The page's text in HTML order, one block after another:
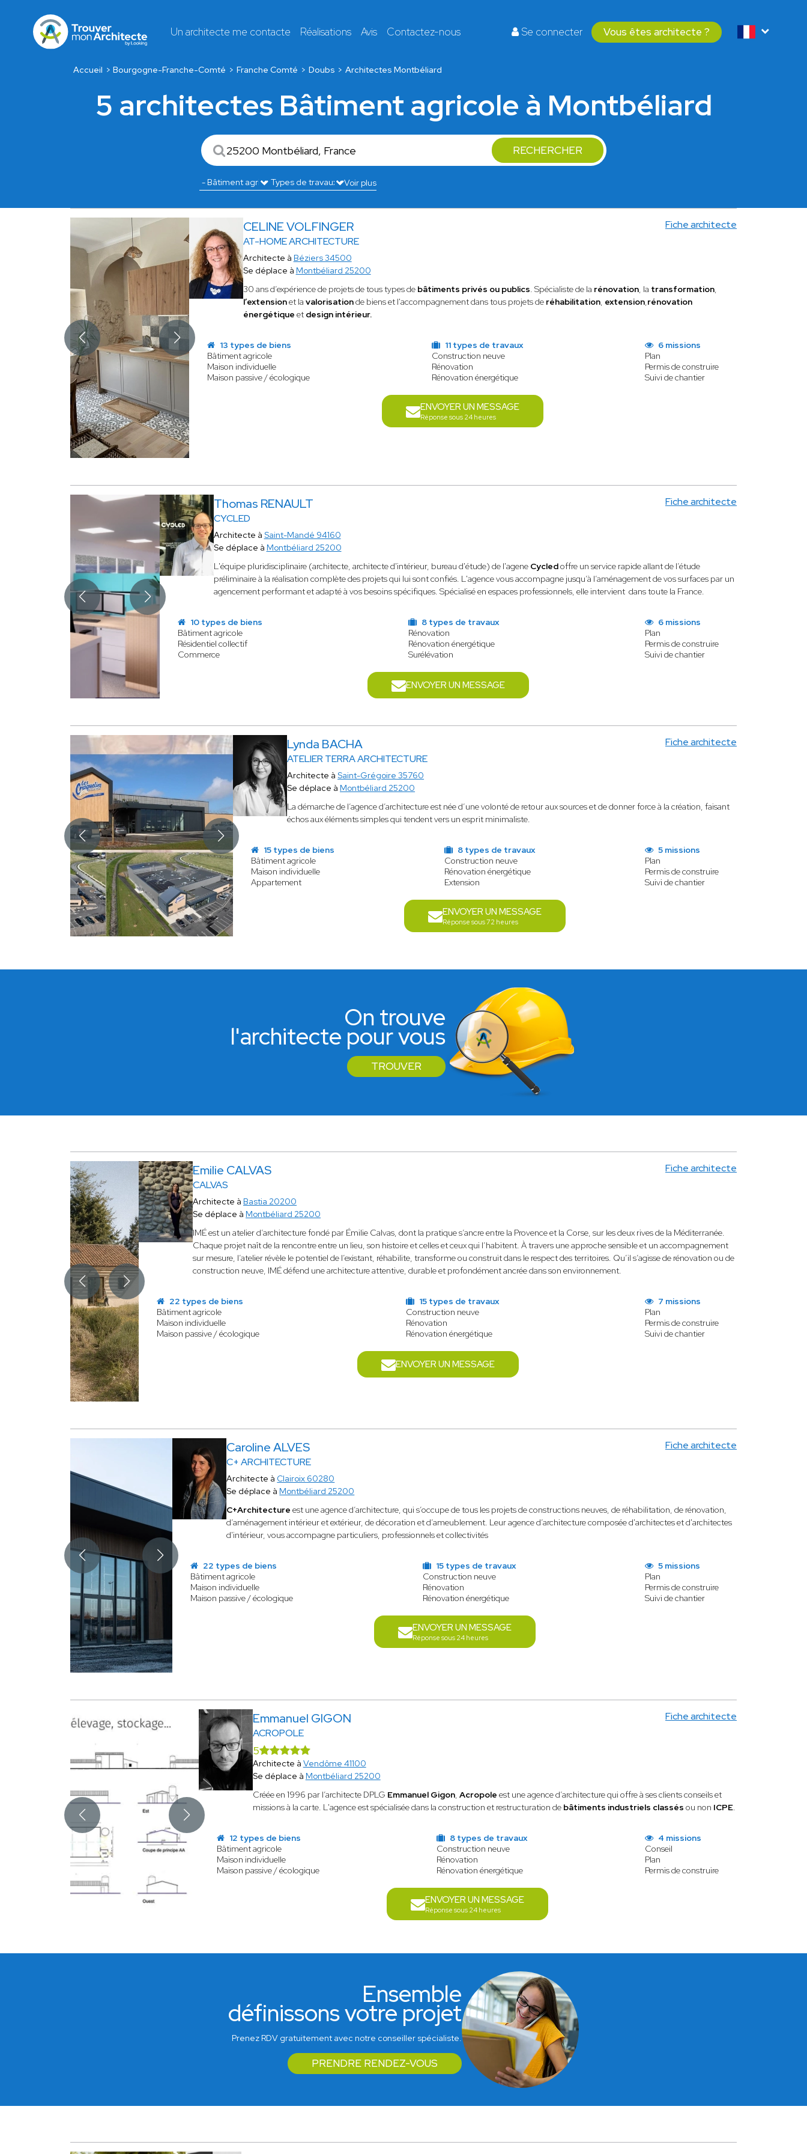
Un architecte me contacte Réalisations Avis Contactez-nous Se connecter Vous êtes architecte ?
Accueil Bourgogne-Franche-Comté Franche Comté Doubs Architectes Montbéliard
5 architectes Bâtiment agricole à Montbéliard
RECHERCHER
Voir plus
CELINE VOLFINGER
AT-HOME ARCHITECTURE
Fiche architecte
Architecte à Béziers 34500
Se déplace à Montbéliard 25200
30 ans d’expérience de projets de tous types de bâtiments privés ou publics. Spécialiste de la rénovation, la transformation,
l’extensionet la valorisationde biens et l'accompagnement dans tous projets de réhabilitation, extension,rénovation
énergétique et design intérieur.
13 types de biens
Bâtiment agricole
Maison individuelle
Maison passive / écologique
11 types de travaux
Construction neuve
Rénovation
Rénovation énergétique
6 missions
Plan
Permis de construire
Suivi de chantier
ENVOYER UN MESSAGE
Réponse sous 24 heures
Thomas RENAULT
CYCLED
Fiche architecte
Architecte à Saint-Mandé 94160
Se déplace à Montbéliard 25200
​L'équipe pluridisciplinaire (architecte, architecte d'intérieur, bureau d'étude) de l'agene Cycledoffre un service rapide allant de l’étude
préliminaire à la réalisation complète des projets qui lui sont confiés. L'agence vous accompagne jusqu’à l’aménagement de vos surfaces par un
agencement performant et adapté à vos besoins spécifiques. Spécialisé en espaces professionnels, elle intervient dans toute la France.
10 types de biens
Bâtiment agricole
Résidentiel collectif
Commerce
8 types de travaux
Rénovation
Rénovation énergétique
Surélévation
6 missions
Plan
Permis de construire
Suivi de chantier
ENVOYER UN MESSAGE
Lynda BACHA
ATELIER TERRA ARCHITECTURE
Fiche architecte
Architecte àSaint-Grégoire 35760
Se déplace à Montbéliard 25200
La démarche de l’agence d’architecture est née d’une volonté de retour aux sources et de donner force à la création, faisant
échos aux éléments simples qui tendent vers un esprit minimaliste.
15 types de biens
Bâtiment agricole
Maison individuelle
Appartement
8 types de travaux
Construction neuve
Rénovation énergétique
Extension
5 missions
Plan
Permis de construire
Suivi de chantier
ENVOYER UN MESSAGE
Réponse sous 72 heures
On trouve
l'architecte pour vous
TROUVER
Emilie CALVAS
CALVAS
Fiche architecte
Architecte à Bastia 20200
Se déplace à Montbéliard 25200
IMÉ est un atelier d’architecture fondé par Émilie Calvas, dont la pratique s’ancre entre la Provence et la Corse, sur les deux rives de la Méditerranée.
Chaque projet naît de la rencontre entre un lieu, son histoire et celles et ceux qui l’habitent. À travers une approche sensible et un accompagnement
sur mesure, l’atelier révèle le potentiel de l’existant, réhabilite, transforme ou construit dans le respect des territoires. Qu’il s’agisse de rénovation ou de
construction neuve, IMÉ défend une architecture attentive, durable et profondément ancrée dans son environnement.
22 types de biens
Bâtiment agricole
Maison individuelle
Maison passive / écologique
15 types de travaux
Construction neuve
Rénovation
Rénovation énergétique
7 missions
Plan
Permis de construire
Suivi de chantier
ENVOYER UN MESSAGE
Caroline ALVES
C+ ARCHITECTURE
Fiche architecte
Architecte à Clairoix 60280
Se déplace à Montbéliard 25200
C+Architecture est une agence d’architecture, qui s’occupe de tous les projets de constructions neuves, de réhabilitation, de rénovation,
d’aménagement intérieur et extérieur, de décoration et d’ameublement. Leur agence d’architecture composée d'architectes et d'architectes
d'intérieur, vous accompagne particuliers, professionnels et collectivités
22 types de biens
Bâtiment agricole
Maison individuelle
Maison passive / écologique
15 types de travaux
Construction neuve
Rénovation
Rénovation énergétique
5 missions
Plan
Permis de construire
Suivi de chantier
ENVOYER UN MESSAGE
Réponse sous 24 heures
Emmanuel GIGON
ACROPOLE
Fiche architecte
5
Architecte à Vendôme 41100
Se déplace à Montbéliard 25200
Créée en 1996 par l’architecte DPLG Emmanuel Gigon, Acropole est une agence d’architecture qui offre à ses clients conseils et
missions à la carte. L'agence est spécialisée dans la construction et restructuration de bâtiments industriels classés ou non ICPE.
12 types de biens
Bâtiment agricole
Maison individuelle
Maison passive / écologique
8 types de travaux
Construction neuve
Rénovation
Rénovation énergétique
4 missions
Conseil
Plan
Permis de construire
ENVOYER UN MESSAGE
Réponse sous 24 heures
Ensemble
définissons votre projet
Prenez RDV gratuitement avec notre conseiller spécialiste.
PRENDRE RENDEZ-VOUS